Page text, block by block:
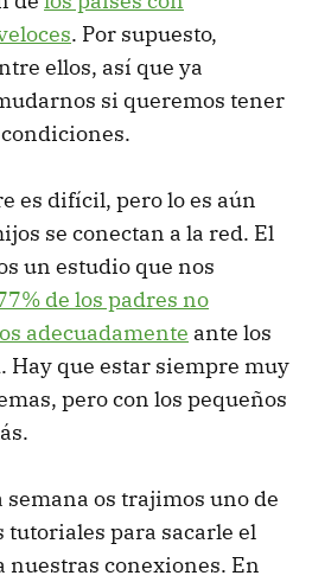
. Por supuesto,
ellos, así que ya
si queremos tener
es difícil, pero lo es aún
se conectan a la red. El
un estudio que nos
de los padres no
adecuadamente ante los
Hay que estar siempre muy
pero con los pequeños
os trajimos uno de
tutoriales para sacarle el
nuestras conexiones. En